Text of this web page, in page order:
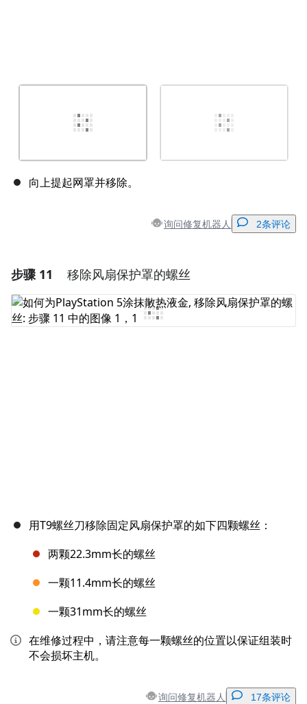
向上提起网罩并移除。
询问修复机器人 2条评论
添加一条评论
添加评论
步骤 11 移除风扇保护罩的螺丝
用T9螺丝刀移除固定风扇保护罩的如下四颗螺丝：
两颗22.3mm长的螺丝
一颗11.4mm长的螺丝
一颗31mm长的螺丝
在维修过程中，请注意每一颗螺丝的位置以保证组装时
不会损坏主机。
询问修复机器人 17条评论